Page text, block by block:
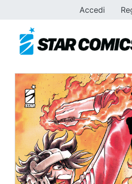
Accedi